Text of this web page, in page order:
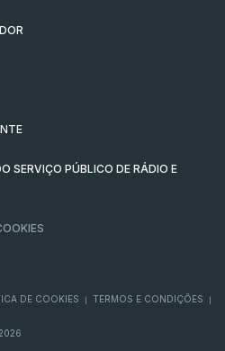
SERVIÇO PÚBLICO DE RÁDIO E
DE COOKIES TERMOS E CONDIÇÕES